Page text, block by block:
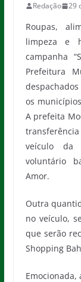
Redação 29
Roupas,
limpeza e
campanha
Prefeitura
os
A prefeita
veículo da
voluntário
Amor.
Outra
no veículo,
que serão
Shopping
Emocionada,